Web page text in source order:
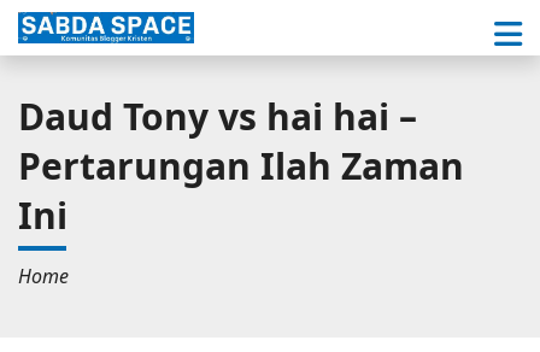
Daud Tony vs hai hai –
Pertarungan Ilah Zaman
Ini
Home